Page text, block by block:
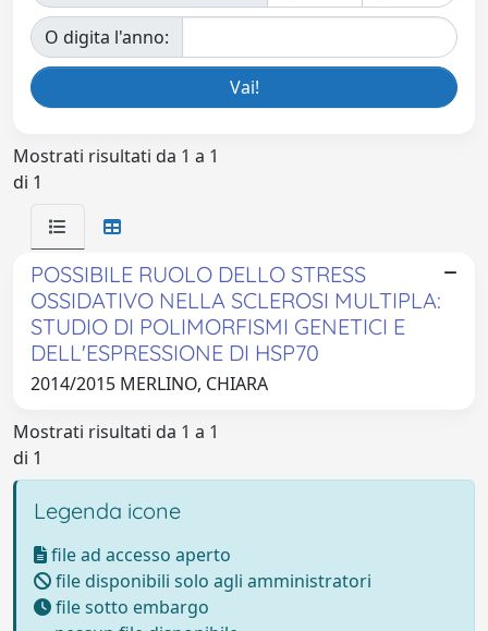
O digita l'anno:
Mostrati risultati da 1 a 1
di 1
POSSIBILE RUOLO DELLO STRESS
OSSIDATIVO NELLA SCLEROSI MULTIPLA:
STUDIO DI POLIMORFISMI GENETICI E
DELL'ESPRESSIONE DI HSP70
2014/2015 MERLINO, CHIARA
Mostrati risultati da 1 a 1
di 1
Legenda icone
file ad accesso aperto
file disponibili solo agli amministratori
file sotto embargo